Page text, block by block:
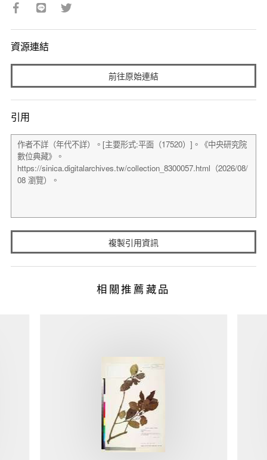
資源連結
前往原始連結
引用
複製引用資訊
相關推薦藏品